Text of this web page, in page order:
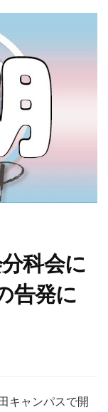
科会に
告発に
キャンパスで開